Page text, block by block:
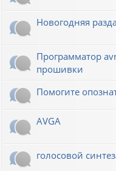
Новогодняя
Программатор
прошивки
Помогите
AVGA
голосовой